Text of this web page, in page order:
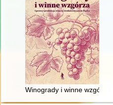
Winogrady i winne